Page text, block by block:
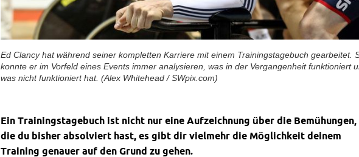
Ed Clancy hat während seiner kompletten Karriere mit einem Trainingstagebuch gearbeitet.
konnte er im Vorfeld eines Events immer analysieren, was in der Vergangenheit funktioniert
was nicht funktioniert hat. (Alex Whitehead / SWpix.com)
Ein Trainingstagebuch ist nicht nur eine Aufzeichnung über die Bemühungen,
die du bisher absolviert hast, es gibt dir vielmehr die Möglichkeit deinem
Training genauer auf den Grund zu gehen.